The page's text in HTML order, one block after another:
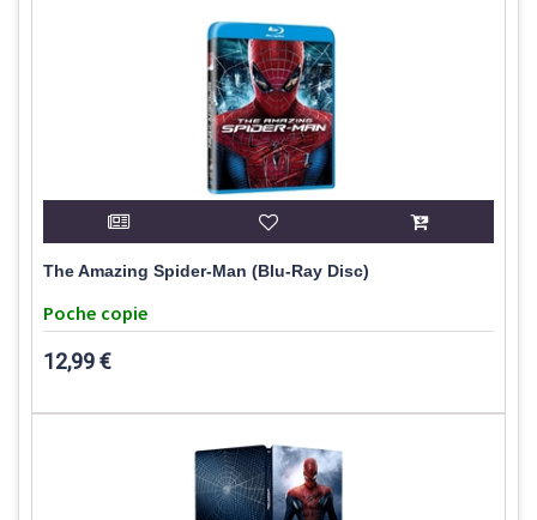
The Amazing Spider-Man (Blu-Ray Disc)
Poche copie
12,99 €